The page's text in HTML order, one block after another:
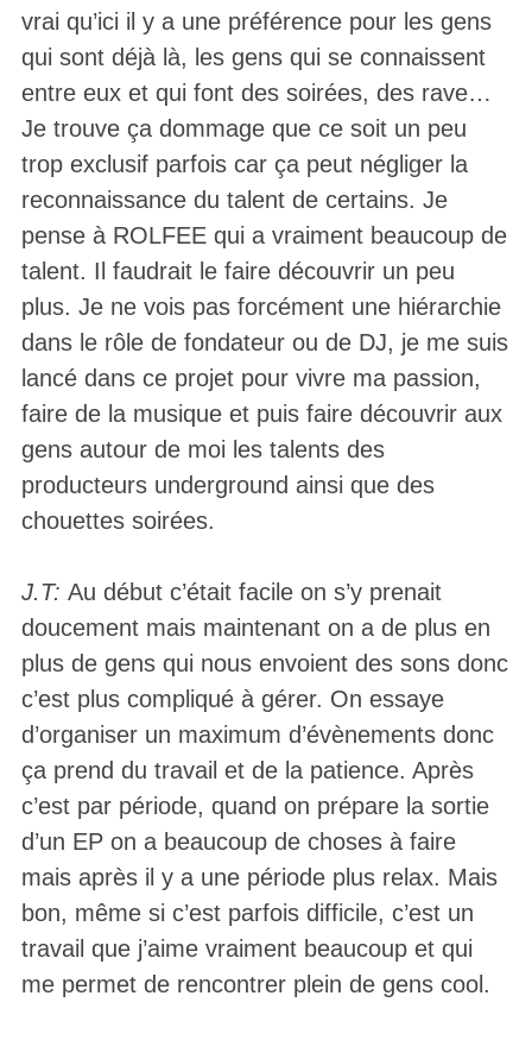
vrai qu’ici il y a une préférence pour les gens
qui sont déjà là, les gens qui se connaissent
entre eux et qui font des soirées, des rave…
Je trouve ça dommage que ce soit un peu
trop exclusif parfois car ça peut négliger la
reconnaissance du talent de certains. Je
pense à ROLFEE qui a vraiment beaucoup de
talent. Il faudrait le faire découvrir un peu
plus. Je ne vois pas forcément une hiérarchie
dans le rôle de fondateur ou de DJ, je me suis
lancé dans ce projet pour vivre ma passion,
faire de la musique et puis faire découvrir aux
gens autour de moi les talents des
producteurs underground ainsi que des
chouettes soirées.
J.T: Au début c’était facile on s’y prenait
doucement mais maintenant on a de plus en
plus de gens qui nous envoient des sons donc
c’est plus compliqué à gérer. On essaye
d’organiser un maximum d’évènements donc
ça prend du travail et de la patience. Après
c’est par période, quand on prépare la sortie
d’un EP on a beaucoup de choses à faire
mais après il y a une période plus relax. Mais
bon, même si c’est parfois difficile, c’est un
travail que j’aime vraiment beaucoup et qui
me permet de rencontrer plein de gens cool.